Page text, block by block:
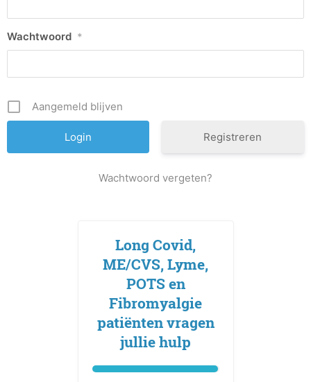
Wachtwoord *
Aangemeld blijven
Registreren
Wachtwoord vergeten?
Long Covid,
ME/CVS, Lyme,
POTS en
Fibromyalgie
patiënten vragen
jullie hulp